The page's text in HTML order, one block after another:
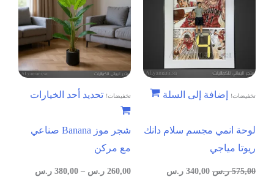
تخفيضات! إضافة إلى السلة
لوحة انمي مجسم سلام دانك
ريوتا مياجي
575,00 ر.س 340,00 ر.س
تخفيضات! تحديد أحد الخيارات
شجر موز Banana صناعي
مع مركن
260,00 ر.س –
380,00 ر.س